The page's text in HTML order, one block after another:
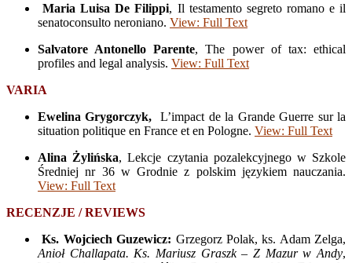
Maria Luisa De Filippi, Il testamento segreto romano e il
senatoconsulto neroniano. View: Full Text
Salvatore Antonello Parente, The power of tax: ethical
profiles and legal analysis. View: Full Text
VARIA
Ewelina Grygorczyk,L’impact de la Grande Guerre sur la
situation politique en France et en Pologne. View: Full Text
Alina Żylińska, Lekcje czytania pozalekcyjnego w Szkole
Średniej nr 36 w Grodnie z polskim językiem nauczania.
View: Full Text
RECENZJE / REVIEWS
Ks. Wojciech Guzewicz: Grzegorz Polak, ks. Adam Zelga,
Anioł Challapata. Ks. Mariusz Graszk – Z Mazur w Andy,